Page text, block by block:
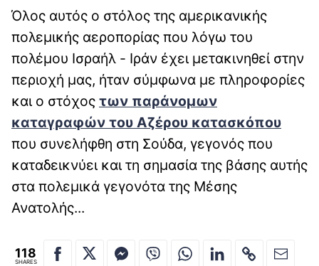
Όλος αυτός ο στόλος της αμερικανικής
πολεμικής αεροπορίας που λόγω του
πολέμου Ισραήλ - Ιράν έχει μετακινηθεί στην
περιοχή μας, ήταν σύμφωνα με πληροφορίες
και ο στόχος των παράνομων
καταγραφών του Αζέρου κατασκόπου
που συνελήφθη στη Σούδα, γεγονός που
καταδεικνύει και τη σημασία της βάσης αυτής
στα πολεμικά γεγονότα της Μέσης
Ανατολής...
118
SHARES